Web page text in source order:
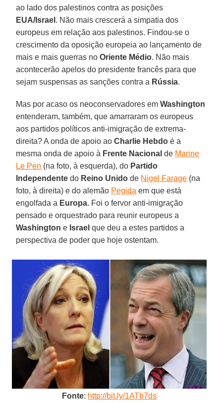
ao lado dos palestinos contra as posições
EUA/Israel . Não mais crescerá a simpatia dos
europeus em relação aos palestinos. Findou-se o
crescimento da oposição europeia ao lançamento de
mais e mais guerras noOriente Médio. Não mais
acontecerão apelos do presidente francês para que
sejam suspensas as sanções contra a Rússia.
Mas por acaso os neoconservadores emWashington
entenderam, também, que amarraram os europeus
aos partidos políticos anti-imigração de extrema-
direita? A onda de apoio aoCharlie Hebdo é a
mesma onda de apoio à Frente Nacional de Marine
Le Pen (na foto, à esquerda), do Partido
Independente do Reino Unido de Nigel Farage (na
foto, à direita) e do alemão Pegida em que está
engolfada a Europa. Foi o fervor anti-imigração
pensado e orquestrado para reunir europeus a
Washington e Israel que deu a estes partidos a
perspectiva de poder que hoje ostentam.
Fonte: http://bit.ly/1ATb7ds